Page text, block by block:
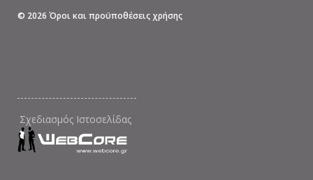
© 2026 Όροι και προϋποθέσεις χρήσης
Σχεδιασμός Ιστοσελίδας